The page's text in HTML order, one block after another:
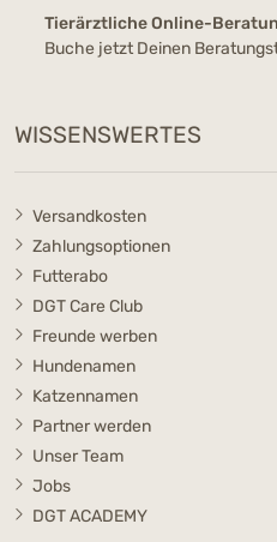
Tierärztliche Online-
Buche jetzt Deinen
WISSENSWERTES
Versandkosten
Zahlungsoptionen
Futterabo
DGT Care Club
Freunde werben
Hundenamen
Katzennamen
Partner werden
Unser Team
Jobs
DGT ACADEMY